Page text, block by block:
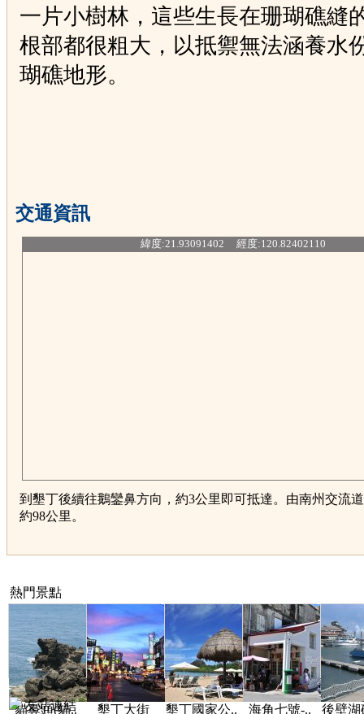
一片小樹林，這些生長在珊瑚礁縫
根部都很粗大，以抵禦無法涵養水
瑚礁地形。
交通資訊
緯度:21.93091402 經度:120.82402110
到墾丁後續往鵝鑾鼻方向，約3公里即可抵達。由南州交流
約98公里。
熱門景點
貓鼻頭(貓.. 墾丁大街 墾丁國家公.. 海角七號-.. 後壁湖
友站連結